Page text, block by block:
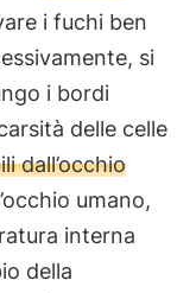
i fuchi ben
si
i bordi
delle celle
dall’occhio
umano,
interna
della